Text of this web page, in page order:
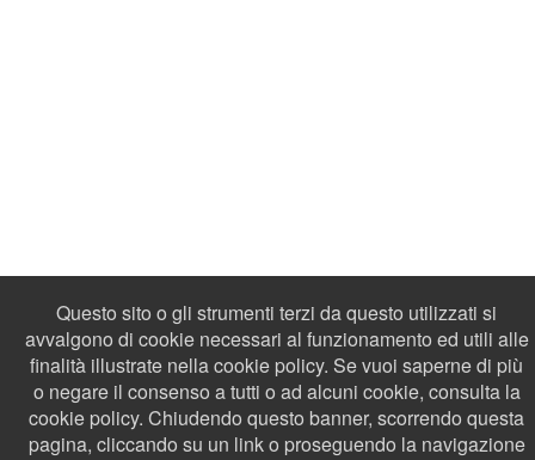
Questo sito o gli strumenti terzi da questo utilizzati si
avvalgono di cookie necessari al funzionamento ed utili alle
finalità illustrate nella cookie policy. Se vuoi saperne di più
o negare il consenso a tutti o ad alcuni cookie, consulta la
cookie policy. Chiudendo questo banner, scorrendo questa
pagina, cliccando su un link o proseguendo la navigazione